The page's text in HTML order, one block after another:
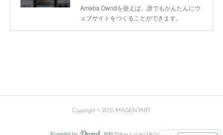
Ameba Owndを使えば、誰でもかんたんにウ
ェブサイトをつくることができます。
Copyright © 2021 MAGENTART.